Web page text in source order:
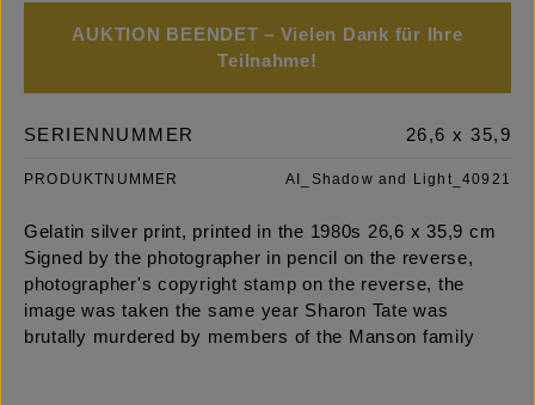
AUKTION BEENDET – Vielen Dank für Ihre
Teilnahme!
SERIENNUMMER 26,6 x 35,9
PRODUKTNUMMER AI_Shadow and Light_40921
Gelatin silver print, printed in the 1980s 26,6 x 35,9 cm
Signed by the photographer in pencil on the reverse,
photographer's copyright stamp on the reverse, the
image was taken the same year Sharon Tate was
brutally murdered by members of the Manson family